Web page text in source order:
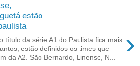
estão
›
título da série A1 do Paulista fica mais
estão definidos os times que
da A2. São Bernardo, Linense, N...